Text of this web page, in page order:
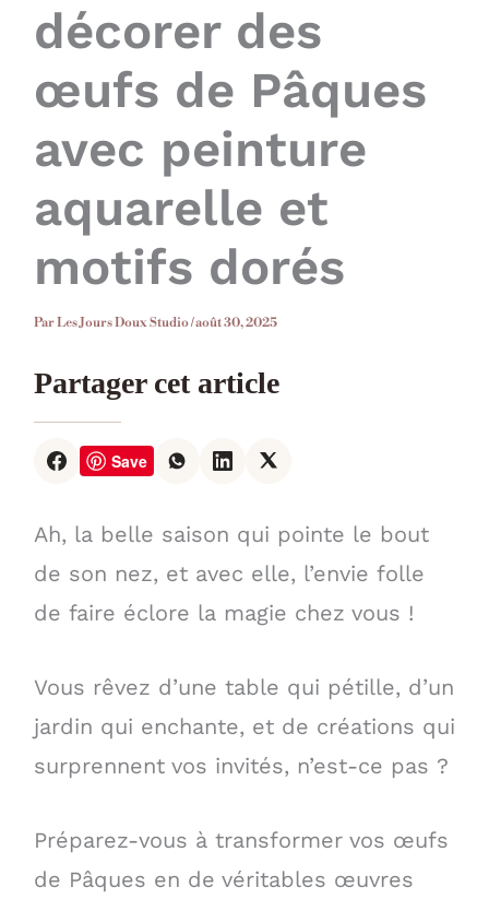
décorer des
œufs de Pâques
avec peinture
aquarelle et
motifs dorés
ParLes Jours Doux Studio/août 30, 2025
Partager cet article
Save
Ah, la belle saison qui pointe le bout
de son nez, et avec elle, l’envie folle
de faire éclore la magie chez vous !
Vous rêvez d’une table qui pétille, d’un
jardin qui enchante, et de créations qui
surprennent vos invités, n’est-ce pas ?
Préparez-vous à transformer vos œufs
de Pâques en de véritables œuvres